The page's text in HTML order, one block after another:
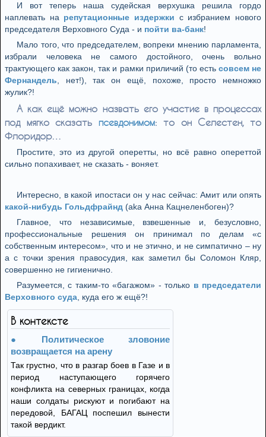
И вот теперь наша судейская верхушка решила гордо
наплевать на репутационные издержки с избранием нового
председателя Верховного Суда - и пойти ва-банк!
Мало того, что председателем, вопреки мнению парламента,
избрали человека не самого достойного, очень вольно
трактующего как закон, так и рамки приличий (то есть совсем не
Фернандель , нет!), так он ещё, похоже, просто немножко
жулик?!
А как ещё можно назвать его участие в процессах
под мягко сказатьпсевдонимом: то он Селестен, то
Флоридор…
Простите, это из другой оперетты, но всё равно опереттой
сильно попахивает, не сказать - воняет.
Интересно, в какой ипостаси он у нас сейчас: Амит или опять
какой-нибудь Гольдфрайнд (aka Анна Кацнеленбоген)?
Главное, что независимые, взвешенные и, безусловно,
профессиональные решения он принимал по делам «с
собственным интересом», что и не этично, и не симпатично – ну
а с точки зрения правосудия, как заметил бы Соломон Кляр,
совершенно не гигиенично.
Разумеется, с таким-то «багажом» - только в председатели
Верховного суда , куда его ж ещё?!
В контексте
Политическое зловоние
возвращается на арену
Так грустно, что в разгар боев в Газе и в
период наступающего горячего
конфликта на северных границах, когда
наши солдаты рискуют и погибают на
передовой, БАГАЦ поспешил вынести
такой вердикт.